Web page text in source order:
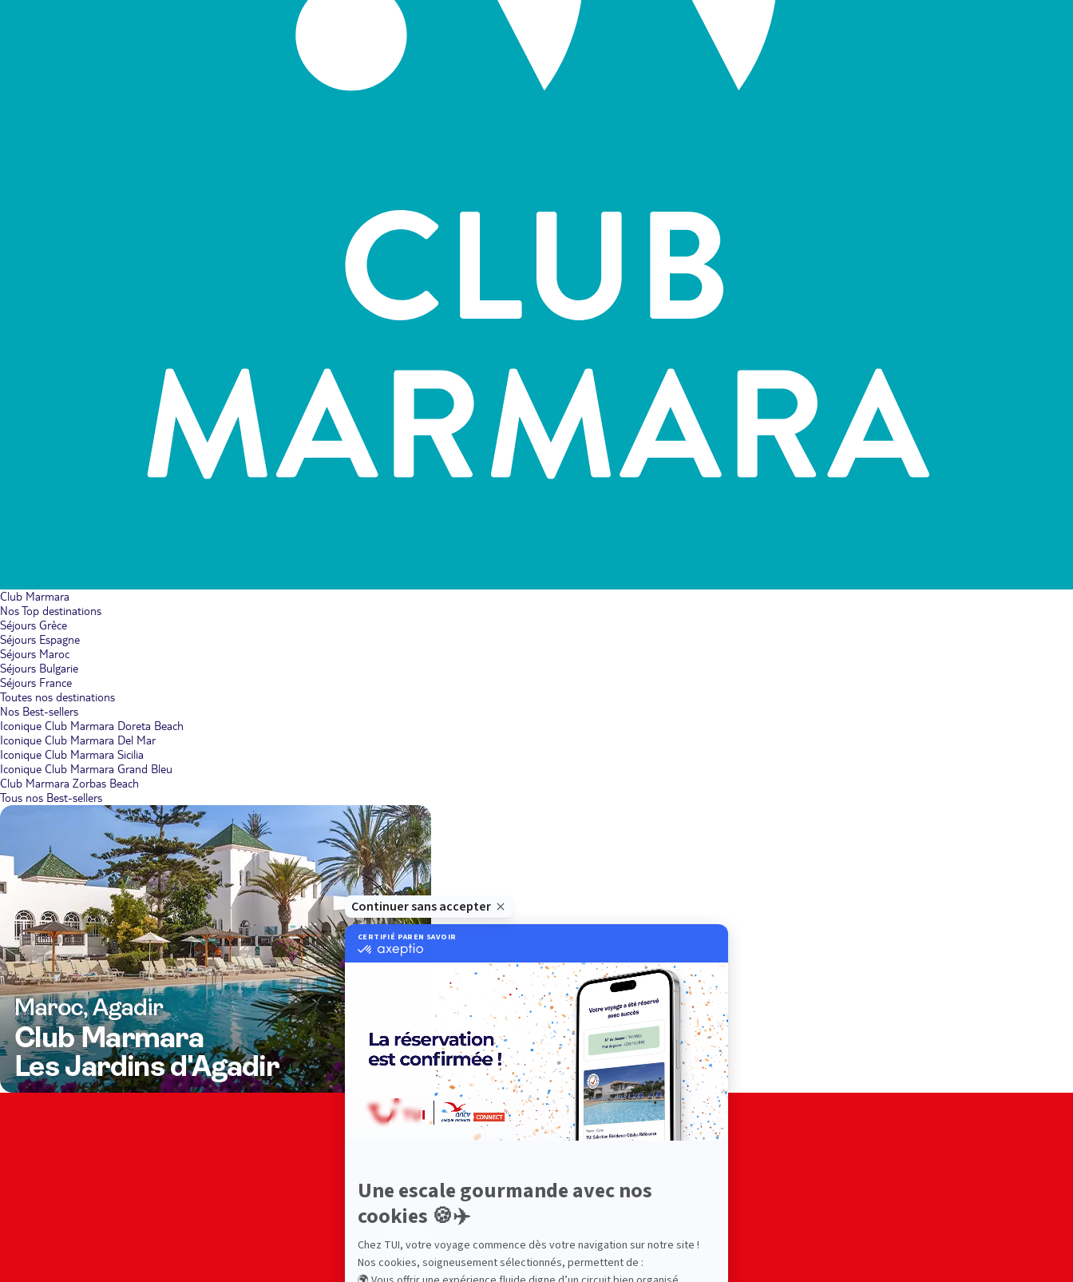
Club Marmara
Nos Top destinations
Séjours Grèce
Séjours Espagne
Séjours Maroc
Séjours Bulgarie
Séjours France
Toutes nos destinations
Nos Best-sellers
Iconique Club Marmara Doreta Beach
Iconique Club Marmara Del Mar
Iconique Club Marmara Sicilia
Iconique Club Marmara Grand Bleu
Club Marmara Zorbas Beach
Tous nos Best-sellers